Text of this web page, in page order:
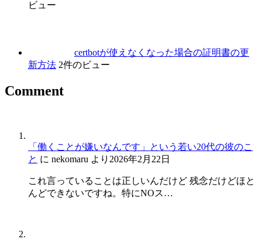
ビュー
certbotが使えなくなった場合の証明書の更
新方法 2件のビュー
Comment
「働くことが嫌いなんです」という若い20代の彼のこ
と に nekomaru より 2026年2月22日
これ言っていることは正しいんだけど 残念だけどほと
んどできないですね。特にNOス…